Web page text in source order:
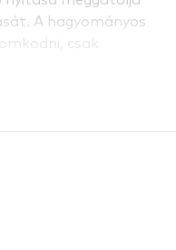
A hagyományos
csak